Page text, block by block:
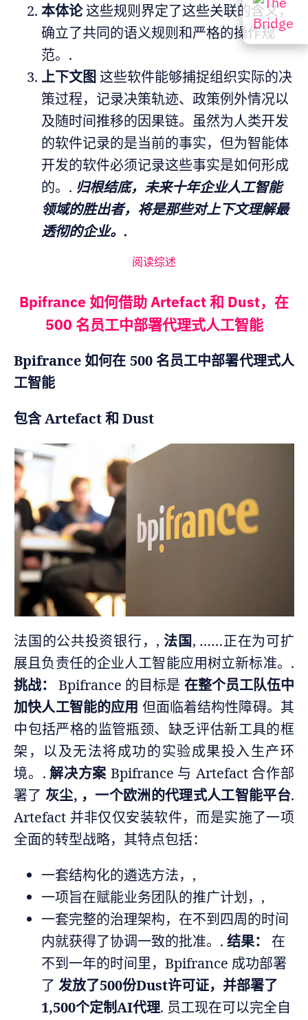
本体论这些规则界定了这些关联的含义，
确立了共同的语义规则和严格的操作规
范。.
上下文图 这些软件能够捕捉组织实际的决
策过程，记录决策轨迹、政策例外情况以
及随时间推移的因果链。虽然为人类开发
的软件记录的是当前的事实，但为智能体
开发的软件必须记录这些事实是如何形成
的。. 归根结底，未来十年企业人工智能
领域的胜出者，将是那些对上下文理解最
透彻的企业。.
阅读综述
Bpifrance 如何借助 Artefact 和 Dust，在
500 名员工中部署代理式人工智能
Bpifrance 如何在 500 名员工中部署代理式人
工智能
包含 Artefact 和 Dust
法国的公共投资银行，, 法国, ……正在为可扩
展且负责任的企业人工智能应用树立新标准。.
挑战：
Bpifrance 的目标是 在整个员工队伍中
加快人工智能的应用 但面临着结构性障碍。其
中包括严格的监管瓶颈、缺乏评估新工具的框
架，以及无法将成功的实验成果投入生产环
境。.解决方案 Bpifrance 与 Artefact 合作部
署了灰尘, ，一个欧洲的代理式人工智能平台.
Artefact 并非仅仅安装软件，而是实施了一项
全面的转型战略，其特点包括：
一套结构化的遴选方法，,
一项旨在赋能业务团队的推广计划，,
一套完整的治理架构，在不到四周的时间
内就获得了协调一致的批准。.结果：
在
不到一年的时间里，Bpifrance 成功部署
了发放了500份Dust许可证，并部署了
1,500个定制AI代理. 员工现在可以完全自